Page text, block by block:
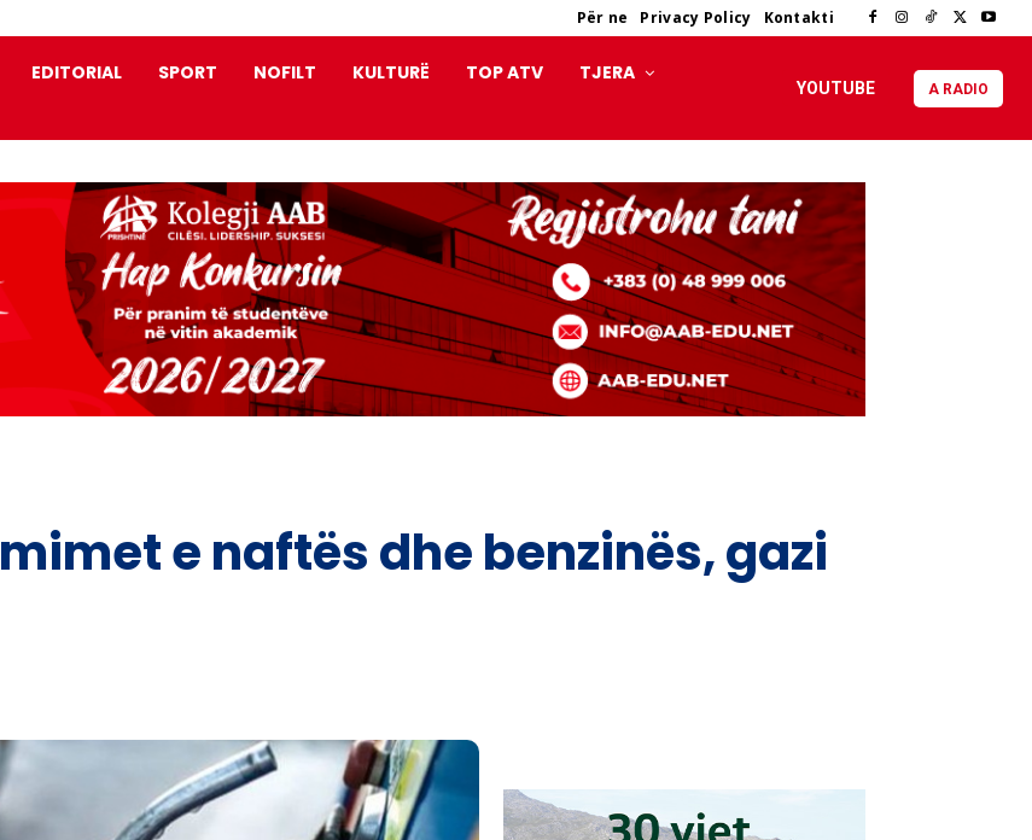
Për ne Privacy Policy Kontakti
EDITORIAL SPORT NOFILT KULTURË TOP ATV TJERA
YOUTUBE A RADIO
e naftës dhe benzinës, gazi